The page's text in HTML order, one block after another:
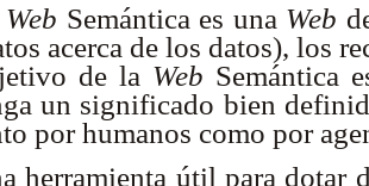
Web Semántica es una Web
acerca de los datos), los
de la Web Semántica
un significado bien
por humanos como por
herramienta útil para dotar